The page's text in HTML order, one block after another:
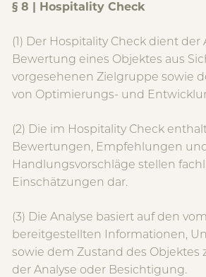
§ 8 | Hospitality Check
(1) Der Hospitality Check dient der
Bewertung eines Objektes aus
vorgesehenen Zielgruppe sowie
von Optimierungs- und
(2) Die im Hospitality Check
Bewertungen, Empfehlungen
Handlungsvorschläge stellen
Einschätzungen dar.
(3) Die Analyse basiert auf den
bereitgestellten Informationen,
sowie dem Zustand des Objektes
der Analyse oder Besichtigung.